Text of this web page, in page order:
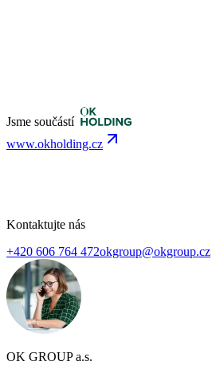
Jsme součástí
www.okholding.cz
Kontaktujte nás
+420 606 764 472okgroup@okgroup.cz
OK GROUP a.s.